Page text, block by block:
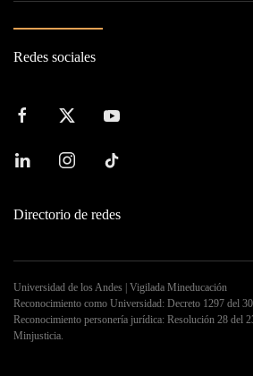
Redes sociales
Directorio de redes
Universidad de los Andes | Vigilada Mineducación
Reconocimiento como Universidad: Decreto 1297 del
Reconocimiento personería jurídica: Resolución 28 del
Minjusticia.